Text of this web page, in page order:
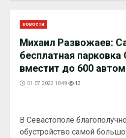
новости
Михаил Развожаев:
бесплатная парковка
вместит до 600
01.07.2023 10:49 13
В Севастополе
обустройство самой